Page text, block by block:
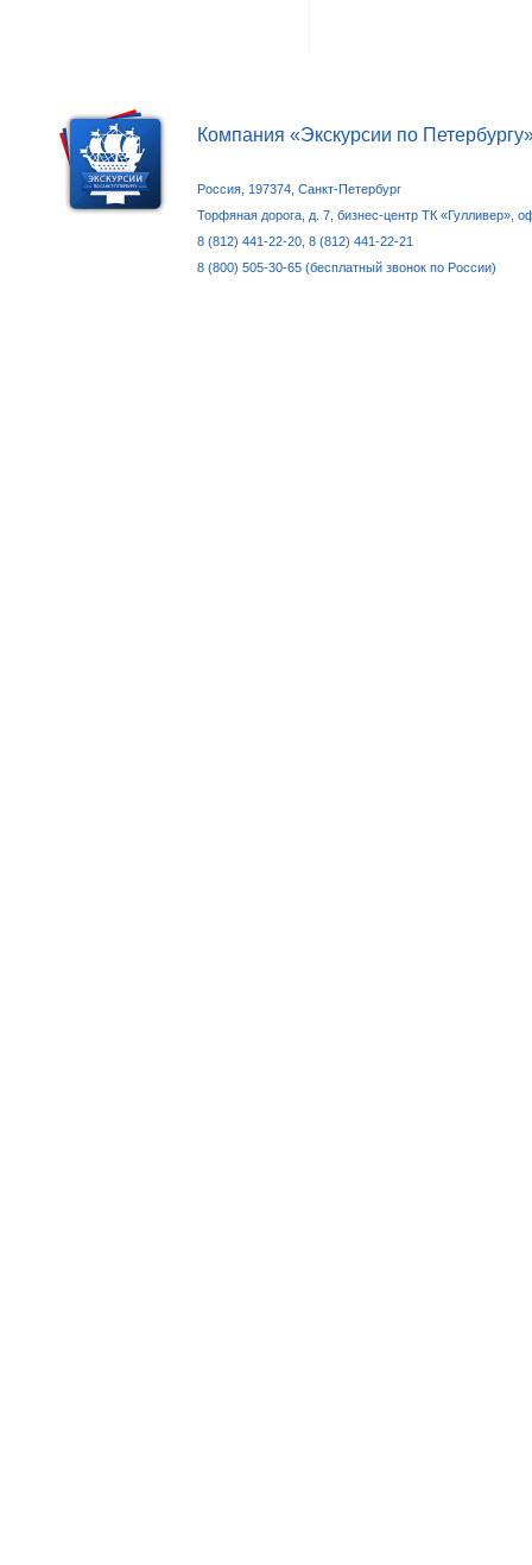
Компания «Экскурсии по
Россия, 197374, Санкт-Петербург
Торфяная дорога, д. 7, бизнес-центр ТК «Гулливер»,
8 (812) 441-22-20, 8 (812) 441-22-21
8 (800) 505-30-65 (бесплатный звонок по России)